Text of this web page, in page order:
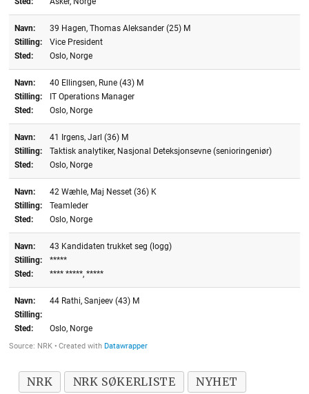
NRK NRK SØKERLISTE
NYHET